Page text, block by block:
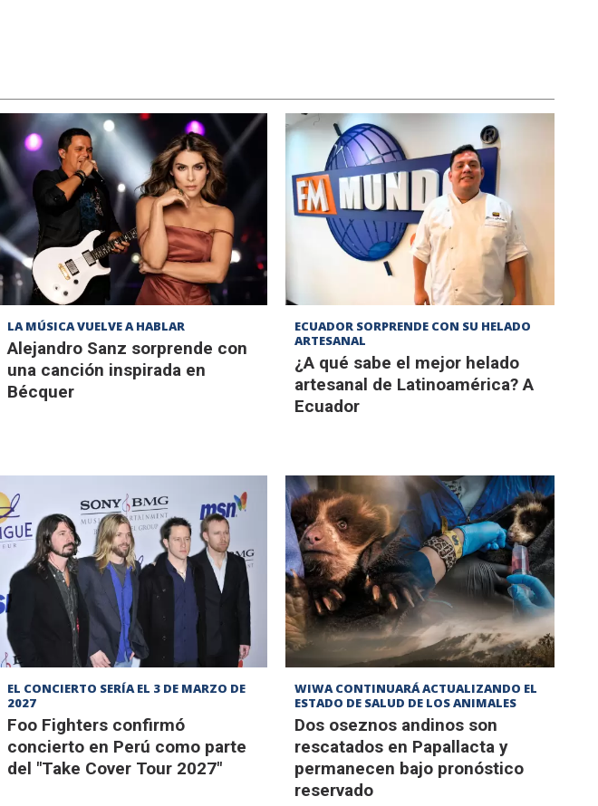
LA MÚSICA VUELVE A HABLAR
Alejandro Sanz sorprende con
una canción inspirada en
Bécquer
ECUADOR SORPRENDE CON SU HELADO
ARTESANAL
¿A qué sabe el mejor helado
artesanal de Latinoamérica? A
Ecuador
EL CONCIERTO SERÍA EL 3 DE MARZO DE
2027
Foo Fighters confirmó
concierto en Perú como parte
del "Take Cover Tour 2027"
WIWA CONTINUARÁ ACTUALIZANDO EL
ESTADO DE SALUD DE LOS ANIMALES
Dos oseznos andinos son
rescatados en Papallacta y
permanecen bajo pronóstico
reservado